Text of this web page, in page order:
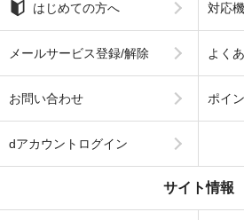
はじめての方へ 対応
メールサービス登録/解除 よく
お問い合わせ ポイ
dアカウントログイン
サイト情報